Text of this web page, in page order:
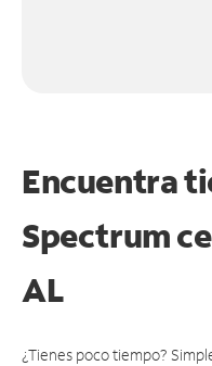
Encuentra
Spectrum
AL
¿Tienes poco tiempo?